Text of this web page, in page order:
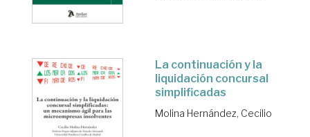
La continuación y la
liquidación concursal
simplificadas
Molina Hernández, Cecilio